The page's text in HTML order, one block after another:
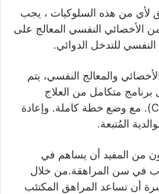
لأي من هذه السلوكيات ، يجب
الأخصائي النفسي المعالج على
للتدخل الدوائي.
والمعالج النفسي، يتم
برنامج متكامل من العلاج
المعرفي السلوكي(CBT). مع وضع خطة كاملة. وإعادة
المُتبعة.
من المفيد أن يساهم في
في سن المراهقة.من خلال
أن تساعد المراهق المكتئب